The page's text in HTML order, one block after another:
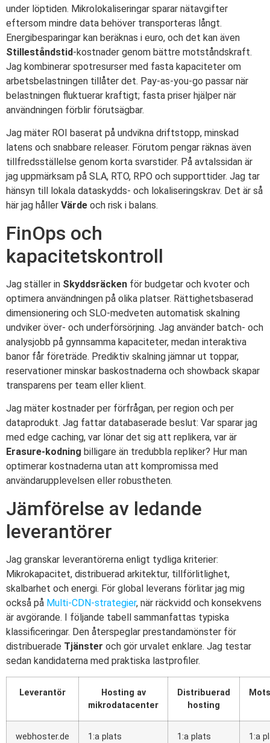
under löptiden. Mikrolokaliseringar sparar nätavgifter
eftersom mindre data behöver transporteras långt.
Energibesparingar kan beräknas i euro, och det kan även
Stilleståndstid-kostnader genom bättre motståndskraft.
Jag kombinerar spotresurser med fasta kapaciteter om
arbetsbelastningen tillåter det. Pay-as-you-go passar när
belastningen fluktuerar kraftigt; fasta priser hjälper när
användningen förblir förutsägbar.
Jag mäter ROI baserat på undvikna driftstopp, minskad
latens och snabbare releaser. Förutom pengar räknas även
tillfredsställelse genom korta svarstider. På avtalssidan är
jag uppmärksam på SLA, RTO, RPO och supporttider. Jag tar
hänsyn till lokala dataskydds- och lokaliseringskrav. Det är så
här jag håller Värde och risk i balans.
FinOps och
kapacitetskontroll
Jag ställer in Skyddsräcken för budgetar och kvoter och
optimera användningen på olika platser. Rättighetsbaserad
dimensionering och SLO-medveten automatisk skalning
undviker över- och underförsörjning. Jag använder batch- och
analysjobb på gynnsamma kapaciteter, medan interaktiva
banor får företräde. Prediktiv skalning jämnar ut toppar,
reservationer minskar baskostnaderna och showback skapar
transparens per team eller klient.
Jag mäter kostnader per förfrågan, per region och per
dataprodukt. Jag fattar databaserade beslut: Var sparar jag
med edge caching, var lönar det sig att replikera, var är
Erasure-kodning billigare än tredubbla repliker? Hur man
optimerar kostnaderna utan att kompromissa med
användarupplevelsen eller robustheten.
Jämförelse av ledande
leverantörer
Jag granskar leverantörerna enligt tydliga kriterier:
Mikrokapacitet, distribuerad arkitektur, tillförlitlighet,
skalbarhet och energi. För global leverans förlitar jag mig
också på Multi-CDN-strategier, när räckvidd och konsekvens
är avgörande. I följande tabell sammanfattas typiska
klassificeringar. Den återspeglar prestandamönster för
distribuerade Tjänster och gör urvalet enklare. Jag testar
sedan kandidaterna med praktiska lastprofiler.
Leverantör
Hosting av
mikrodatacenter
Distribuerad
hosting
webhoster.de 1:a plats 1:a plats 1:a